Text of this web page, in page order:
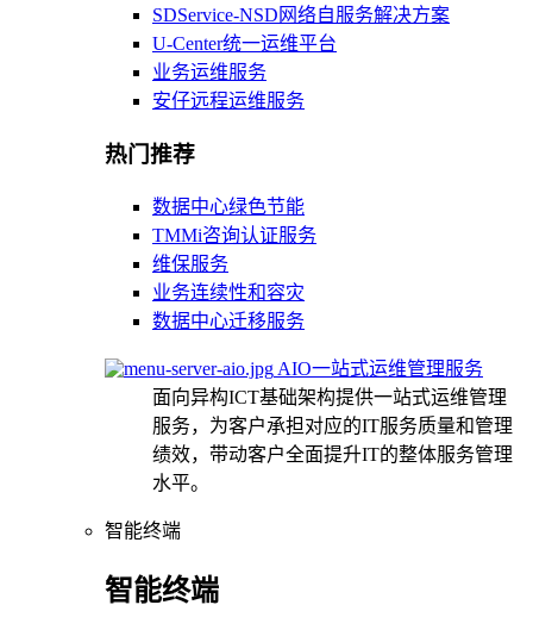
SDService-NSD网络自服务解决方案
U-Center统一运维平台
业务运维服务
安仔远程运维服务
热门推荐
数据中心绿色节能
TMMi咨询认证服务
维保服务
业务连续性和容灾
数据中心迁移服务
AIO一站式运维管理服务
面向异构ICT基础架构提供一站式运维管理
服务，为客户承担对应的IT服务质量和管理
绩效，带动客户全面提升IT的整体服务管理
水平。
智能终端
智能终端